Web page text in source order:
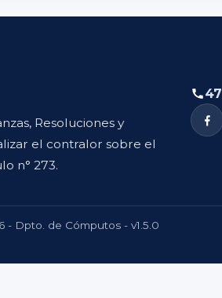
Resoluciones y
el contralor sobre el
n° 273.
- Dpto. de Cómputos - v1.5.0